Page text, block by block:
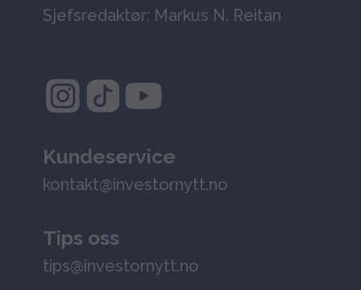
Sjefsredaktør: Markus N. Reitan
Kundeservice
kontakt@investornytt.no
Tips oss
tips@investornytt.no